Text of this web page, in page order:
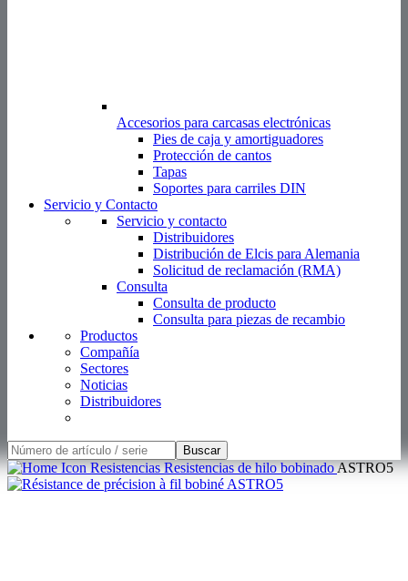
Accesorios para carcasas electrónicas
Pies de caja y amortiguadores
Protección de cantos
Tapas
Soportes para carriles DIN
Servicio y Contacto
Servicio y contacto
Distribuidores
Distribución de Elcis para Alemania
Solicitud de reclamación (RMA)
Consulta
Consulta de producto
Consulta para piezas de recambio
Productos
Compañía
Sectores
Noticias
Distribuidores
Buscar
ResistenciasResistencias de hilo bobinadoASTRO5